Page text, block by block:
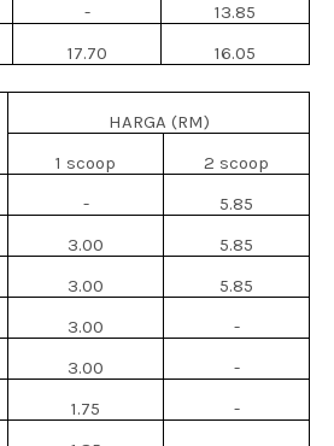
-
13.85
17.70 16.05
HARGA (RM)
1 scoop
2 scoop
-
5.85
3.00
5.85
3.00
5.85
3.00
-
3.00
-
1.75
-